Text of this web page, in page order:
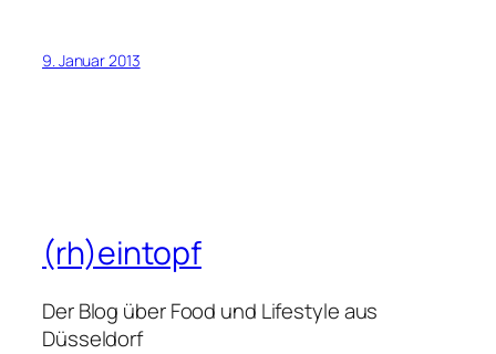
9. Januar 2013
(rh)eintopf
Der Blog über Food und Lifestyle aus
Düsseldorf